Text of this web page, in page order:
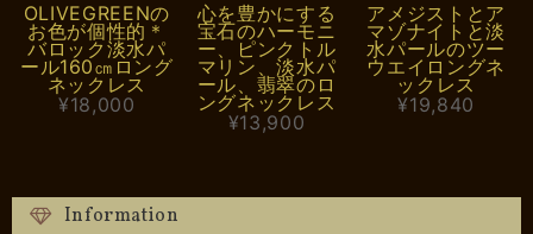
OLIVEGREENの
お色が個性的＊
バロック淡水パ
ール160㎝ロング
ネックレス
¥18,000
心を豊かにする
宝石のハーモニ
ー、ピンクトル
マリン、淡水パ
ール、翡翠のロ
ングネックレス
¥13,900
アメジストとア
マゾナイトと淡
水パールのツー
ウエイロングネ
ックレス
¥19,840
Information